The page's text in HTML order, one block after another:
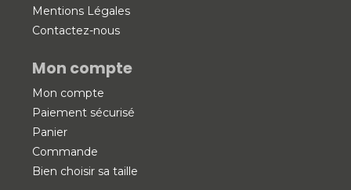
Mentions Légales
Contactez-nous
Mon compte
Mon compte
Paiement sécurisé
Panier
Commande
Bien choisir sa taille